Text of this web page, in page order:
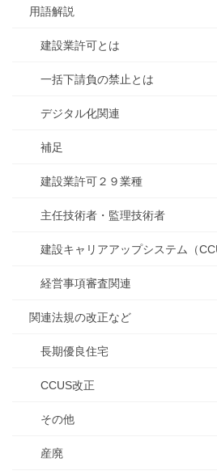
用語解説
建設業許可とは
一括下請負の禁止とは
デジタル化関連
補足
建設業許可２９業種
主任技術者・監理技術者
建設キャリアアップシステム（
経営事項審査関連
関連法規の改正など
長期優良住宅
CCUS改正
その他
産廃